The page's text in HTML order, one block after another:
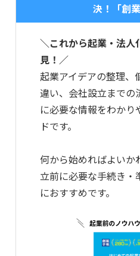
決！「創
＼これから起業・法人
見！／
起業アイデアの整理、
違い、会社設立までの
に必要な情報をわかり
ドです。
何から始めればよいか
立前に必要な手続き・
におすすめです。